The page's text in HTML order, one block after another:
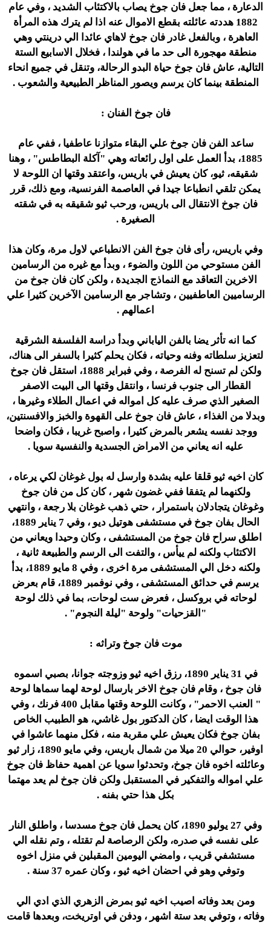
الدعارة ، مما جعل فان جوخ يصاب بالاكتئاب الشديد ، وفي عام
1882 هددته عائلته بقطع الاموال عنه اذا لم يترك هذه المرأة
العاهرة ، وبالفعل غادر فان جوخ لاهاي عائدا الي درينتي وهي
منطقة مهجورة الى حد ما في هولندا ، فخلال الاسابيع الستة
التالية، عاش فان جوخ حياة البدو الرحالة، وتنقل في جميع انحاء
المنطقة بينما كان يرسم ويصور المناظر الطبيعية والشعوب .
فان جوخ الفنان :
ساعد الفن فان جوخ علي البقاء متوازنا عاطفيا ، ففي عام
1885، بدأ العمل على اول رائعاته وهي "آكلة البطاطس" ، وهنا
شقيقه، ثيو، كان يعيش في باريس، واعتقد وقتها ان اللوحة لا
يمكن تلقي انطباعا جيدا في العاصمة الفرنسية، ومع ذلك، قرر
فان جوخ الانتقال الى باريس، ورحب ثيو شقيقه به في شقته
الصغيرة .
وفي باريس، رأى فان جوخ الفن الانطباعي لاول مرة، وكان هذا
الفن مستوحي من اللون والضوء ، وبدأ مع غيره من الرسامين
الاخرين التعاقد مع النماذج الجديدة ، ولكن كان فان جوخ من
الرساميين العاطفيين ، وتشاجر مع الرسامين الآخرين كثيرا علي
اعمالهم .
كما انه تأثر يضا بالفن الياباني وبدأ دراسة الفلسفة الشرقية
لتعزيز سلطاته وفنه وحياته ، فكان يحلم كثيرا بالسفر الى هناك،
ولكن لم تسنح له الفرصة ، وفي فبراير 1888، استقل فان جوخ
القطار الى جنوب فرنسا ، وانتقل وقتها الى البيت الاصفر
الصغير الذي صرف عليه كل امواله في اعمال الطلاء وغيرها ،
وبدلا من الغذاء ، عاش فان جوخ على القهوة والخبز والافسنتين،
ووجد نفسه يشعر بالمرض كثيرا ، واصبح غريبا ، فكان واضحا
عليه انه يعاني من الامراض الجسدية والنفسية سويا .
كان اخيه ثيو قلقا عليه بشدة وارسل له بول غوغان لكي يرعاه ،
ولكنهما لم يتفقا ففي غضون شهر ، كان كل من فان جوخ
وغوغان يتجادلان باستمرار ، حتي ذهب غوغان بلا رجعة ، وانتهي
الحال بفان جوخ في مستشفى هوتيل ديو ، وفي 7 يناير 1889،
اطلق سراح فان جوخ من المستشفى ، وكان وحيدا ويعاني من
الاكتئاب ولكنه لم ييأس ، والتفت الى الرسم والطبيعة ثانية ،
ولكنه دخل الي المستشفى مرة اخرى ، وفي 8 مايو 1889، بدأ
يرسم في حدائق المستشفى ، وفي نوفمبر 1889، قام بعرض
لوحاته في بروكسل ، فعرض ست لوحات، بما في ذلك لوحة
"القزحيات" ولوحة "ليلة النجوم" .
موت فان جوخ وتراثه :
في 31 يناير 1890، رزق اخيه ثيو وزوجته جوانا، بصبي اسموه
فان جوخ ، وقام فان جوخ الاخر بارسال لوحة لهما سماها لوحة
" العنب الاحمر" ، وكانت اللوحة وقتها مقابل 400 فرنك ، وفي
هذا الوقت ايضا ، كان الدكتور بول غاشي، هو الطبيب الخاص
بفان جوخ فكان يعيش علي مقربة منه ، فكل منهما عاشوا في
اوفير، حوالي 20 ميلا من شمال باريس، وفي مايو 1890، زار ثيو
وعائلته اخوه فان جوخ، وتحدثوا سويا عن اهمية حفاظ فان جوخ
علي امواله والتفكير في المستقبل ولكن فان جوخ لم يعد مهتما
بكل هذا حتي بفنه .
وفي 27 يوليو 1890، كان يحمل فان جوخ مسدسا ، واطلق النار
على نفسه في صدره، ولكن الرصاصة لم تقتله ، وتم نقله الي
مستشفي قريب ، وامضي اليومين المقبلين في منزل اخوه
وتوفي وهو في احضان اخيه ثيو ، وكان عمره 37 سنة .
ومن بعد وفاته اصيب اخيه ثيو بمرض الزهري الذي ادي الي
وفاته ، وتوفي بعد ستة اشهر ، ودفن في اوتريخت، وبعدها قامت